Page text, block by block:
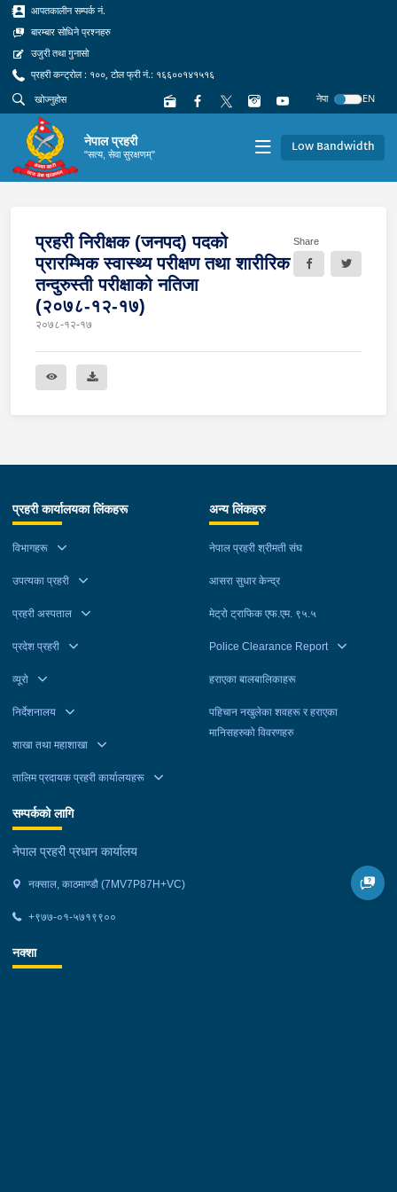
आपतकालीन सम्पर्क नं.
बारम्बार सोधिने प्रश्नहरु
उजुरी तथा गुनासो
प्रहरी कन्ट्रोल : १००, टोल फ्री नं.: १६६००१४१५१६
नेपा
EN
नेपाल प्रहरी
"सत्य, सेवा सुरक्षणम्" Low Bandwidth
प्रहरी निरीक्षक (जनपद) पदको
प्रारम्भिक स्वास्थ्य परीक्षण तथा शारीरिक
तन्दुरुस्ती परीक्षाको नतिजा
(२०७८-१२-१७)
२०७८-१२-१७
Share
प्रहरी कार्यालयका लिंकहरू
विभागहरू
उपत्यका प्रहरी
प्रहरी अस्पताल
प्रदेश प्रहरी
व्यूरो
निर्देशनालय
शाखा तथा महाशाखा
तालिम प्रदायक प्रहरी कार्यालयहरू
अन्य लिंकहरु
नेपाल प्रहरी श्रीमती संघ
आसरा सुधार केन्द्र
मेट्रो ट्राफिक एफ.एम. ९५.५
Police Clearance Report
हराएका बालबालिकाहरू
पहिचान नखुलेका शवहरू र हराएका
मानिसहरुको विवरणहरु
सम्पर्कको लागि
नेपाल प्रहरी प्रधान कार्यालय
नक्साल, काठमाण्डौ (7MV7P87H+VC)
+९७७-०१-५७१९९००
नक्शा